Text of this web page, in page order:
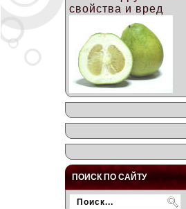
свойства и вред
ПОИСК ПО САЙТУ